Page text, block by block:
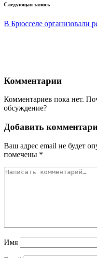
Следующая запись
В Брюсселе организовали
Комментарии
Комментариев пока нет.
обсуждение?
Добавить
Ваш адрес email не будет
помечены *
Имя